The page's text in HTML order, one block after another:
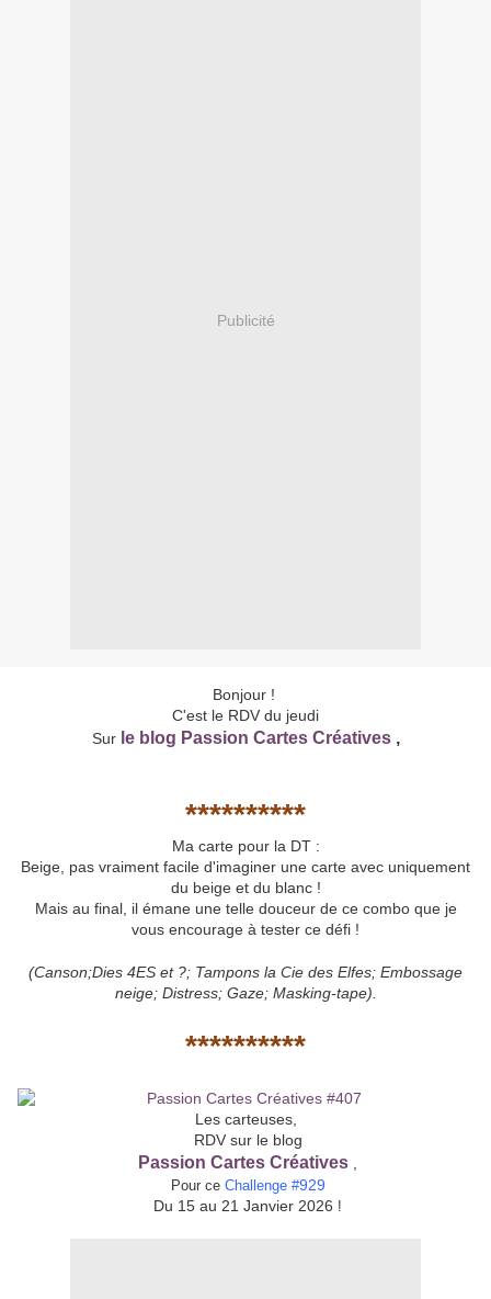
Publicité
Bonjour !
C'est le RDV du jeudi
Sur le blog Passion Cartes Créatives,
**********
Ma carte pour la DT :
Beige, pas vraiment facile d'imaginer une carte avec uniquement
du beige et du blanc !
Mais au final, il émane une telle douceur de ce combo que je
vous encourage à tester ce défi !
(Canson;Dies 4ES et ?; Tampons la Cie des Elfes; Embossage
neige; Distress; Gaze; Masking-tape).
**********
Les carteuses,
RDV sur le blog
Passion Cartes Créatives
Pour ce Challenge #929
Du 15 au 21 Janvier 2026 !